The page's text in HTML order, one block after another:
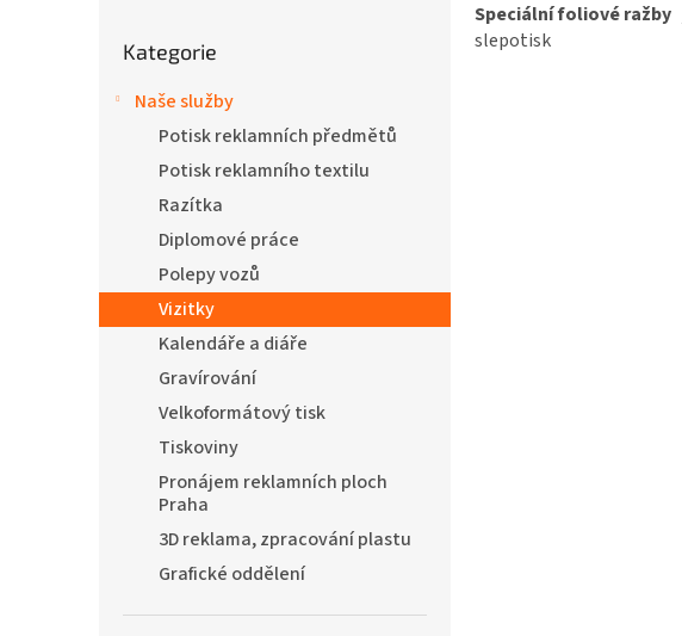
kategorie
Kategorie
Naše služby
Potisk reklamních předmětů
Potisk reklamního textilu
Razítka
Diplomové práce
Polepy vozů
Vizitky
Kalendáře a diáře
Gravírování
Velkoformátový tisk
Tiskoviny
Pronájem reklamních ploch
Praha
3D reklama, zpracování plastu
Grafické oddělení
Speciální foliové ražby
slepotisk